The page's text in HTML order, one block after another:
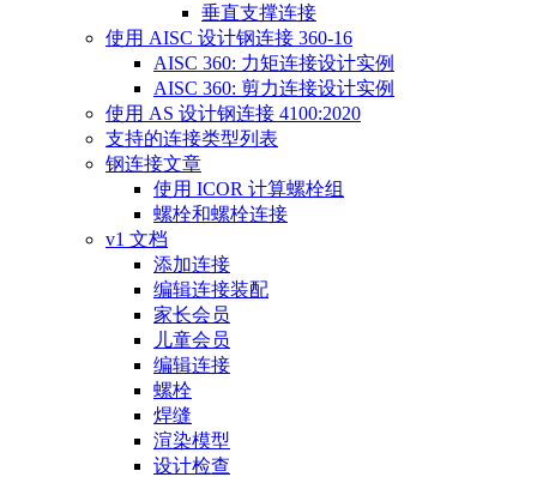
垂直支撑连接
使用 AISC 设计钢连接 360-16
AISC 360: 力矩连接设计实例
AISC 360: 剪力连接设计实例
使用 AS 设计钢连接 4100:2020
支持的连接类型列表
钢连接文章
使用 ICOR 计算螺栓组
螺栓和螺栓连接
v1 文档
添加连接
编辑连接装配
家长会员
儿童会员
编辑连接
螺栓
焊缝
渲染模型
设计检查